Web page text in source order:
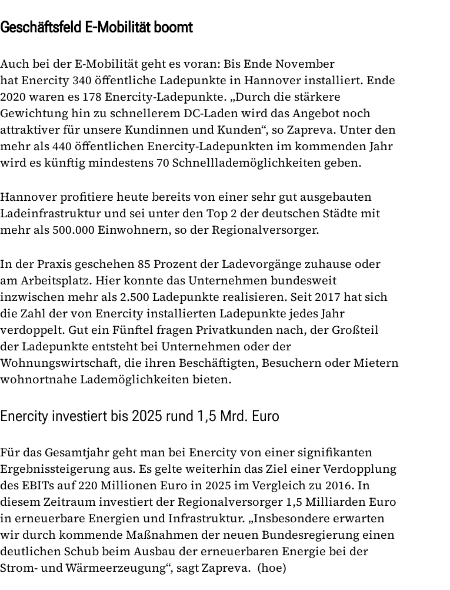
Geschäftsfeld E-Mobilität boomt
Auch bei der E-Mobilität geht es voran: Bis Ende November
hat Enercity 340 öffentliche Ladepunkte in Hannover installiert. Ende
2020 waren es 178 Enercity-Ladepunkte. „Durch die stärkere
Gewichtung hin zu schnellerem DC-Laden wird das Angebot noch
attraktiver für unsere Kundinnen und Kunden“, so Zapreva. Unter den
mehr als 440 öffentlichen Enercity-Ladepunkten im kommenden Jahr
wird es künftig mindestens 70 Schnelllademöglichkeiten geben.
Hannover profitiere heute bereits von einer sehr gut ausgebauten
Ladeinfrastruktur und sei unter den Top 2 der deutschen Städte mit
mehr als 500.000 Einwohnern, so der Regionalversorger.
In der Praxis geschehen 85 Prozent der Ladevorgänge zuhause oder
am Arbeitsplatz. Hier konnte das Unternehmen bundesweit
inzwischen mehr als 2.500 Ladepunkte realisieren. Seit 2017 hat sich
die Zahl der von Enercity installierten Ladepunkte jedes Jahr
verdoppelt. Gut ein Fünftel fragen Privatkunden nach, der Großteil
der Ladepunkte entsteht bei Unternehmen oder der
Wohnungswirtschaft, die ihren Beschäftigten, Besuchern oder Mietern
wohnortnahe Lademöglichkeiten bieten.
Enercity investiert bis 2025 rund 1,5 Mrd. Euro
Für das Gesamtjahr geht man bei Enercity von einer signifikanten
Ergebnissteigerung aus. Es gelte weiterhin das Ziel einer Verdopplung
des EBITs auf 220 Millionen Euro in 2025 im Vergleich zu 2016. In
diesem Zeitraum investiert der Regionalversorger 1,5 Milliarden Euro
in erneuerbare Energien und Infrastruktur. „Insbesondere erwarten
wir durch kommende Maßnahmen der neuen Bundesregierung einen
deutlichen Schub beim Ausbau der erneuerbaren Energie bei der
Strom- und Wärmeerzeugung“, sagt Zapreva. (hoe)